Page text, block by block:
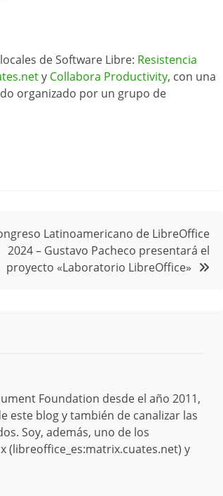
de Software Libre: Resistencia
y Collabora Productivity, con una
organizado por un grupo de
Latinoamericano de LibreOffice
2024 – Gustavo Pacheco presentará el
proyecto «Laboratorio LibreOffice»
Foundation desde el año 2011,
este blog y también de canalizar las
Soy, además, uno de los
y